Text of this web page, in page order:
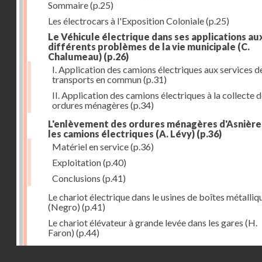
Sommaire(p.25)
Les électrocars à l'Exposition Coloniale(p.25)
Le Véhicule électrique dans ses applications
différents problèmes de la vie municipale (C.
Chalumeau) (p.26)
I. Application des camions électriques aux services
transports en commun(p.31)
II. Application des camions électriques à la collecte
ordures ménagères (p.34)
L'enlèvement des ordures ménagères
les camions électriques (A. Lévy) (p.36)
Matériel en service(p.36)
Exploitation(p.40)
Conclusions (p.41)
Le chariot électrique dans le usines de boîtes
(Negro) (p.41)
Le chariot élévateur à grande levée dans les gares (H.
Faron) (p.44)
Utilisation des chariots électriques à la C. G. T. à